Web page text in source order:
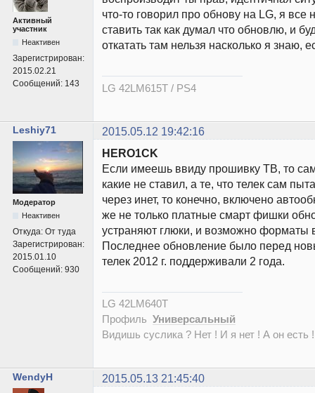
Активный
участник
Неактивен
Зарегистрирован:
2015.02.21
Сообщений: 143
что-то говорил про обнову на LG, я все
ставить так как думал что обновлю, и
откатать там нельзя насколько я знаю,
LG 42LM615T / PS4
Leshiy71 2015.05.12 19:42:16
Модератор
Неактивен
Откуда: От туда
Зарегистрирован:
2015.01.10
Сообщений: 930
HERO1CK
Если имеешь ввиду прошивку ТВ, то
какие не ставил, а те, что телек сам
через инет, то конечно, включено
же не только платные смарт фишки
устраняют глюки, и возможно форматы
Последнее обновление было перед
телек 2012 г. поддерживали 2 года.
LG 42LM640T
Профиль Универсальный
Видишь суслика ? Нет ! И я нет ! А он есть
WendyH 2015.05.13 21:45:40